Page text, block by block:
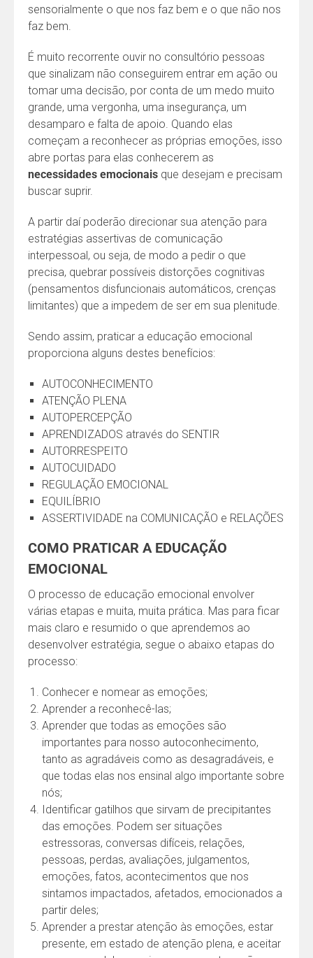
sensorialmente o que nos faz bem e o que não nos
faz bem.
É muito recorrente ouvir no consultório pessoas
que sinalizam não conseguirem entrar em ação ou
tomar uma decisão, por conta de um medo muito
grande, uma vergonha, uma insegurança, um
desamparo e falta de apoio. Quando elas
começam a reconhecer as próprias emoções, isso
abre portas para elas conhecerem as
necessidades emocionais que desejam e precisam
buscar suprir.
A partir daí poderão direcionar sua atenção para
estratégias assertivas de comunicação
interpessoal, ou seja, de modo a pedir o que
precisa, quebrar possíveis distorções cognitivas
(pensamentos disfuncionais automáticos, crenças
limitantes) que a impedem de ser em sua plenitude.
Sendo assim, praticar a educação emocional
proporciona alguns destes benefícios:
AUTOCONHECIMENTO
ATENÇÃO PLENA
AUTOPERCEPÇÃO
APRENDIZADOS através do SENTIR
AUTORRESPEITO
AUTOCUIDADO
REGULAÇÃO EMOCIONAL
EQUILÍBRIO
ASSERTIVIDADE na COMUNICAÇÃO e RELAÇÕES
COMO PRATICAR A EDUCAÇÃO
EMOCIONAL
O processo de educação emocional envolver
várias etapas e muita, muita prática. Mas para ficar
mais claro e resumido o que aprendemos ao
desenvolver estratégia, segue o abaixo etapas do
processo:
Conhecer e nomear as emoções;
Aprender a reconhecê-las;
Aprender que todas as emoções são
importantes para nosso autoconhecimento,
tanto as agradáveis como as desagradáveis, e
que todas elas nos ensinal algo importante sobre
nós;
Identificar gatilhos que sirvam de precipitantes
das emoções. Podem ser situações
estressoras, conversas difíceis, relações,
pessoas, perdas, avaliações, julgamentos,
emoções, fatos, acontecimentos que nos
sintamos impactados, afetados, emocionados a
partir deles;
Aprender a prestar atenção às emoções, estar
presente, em estado de atenção plena, e aceitar